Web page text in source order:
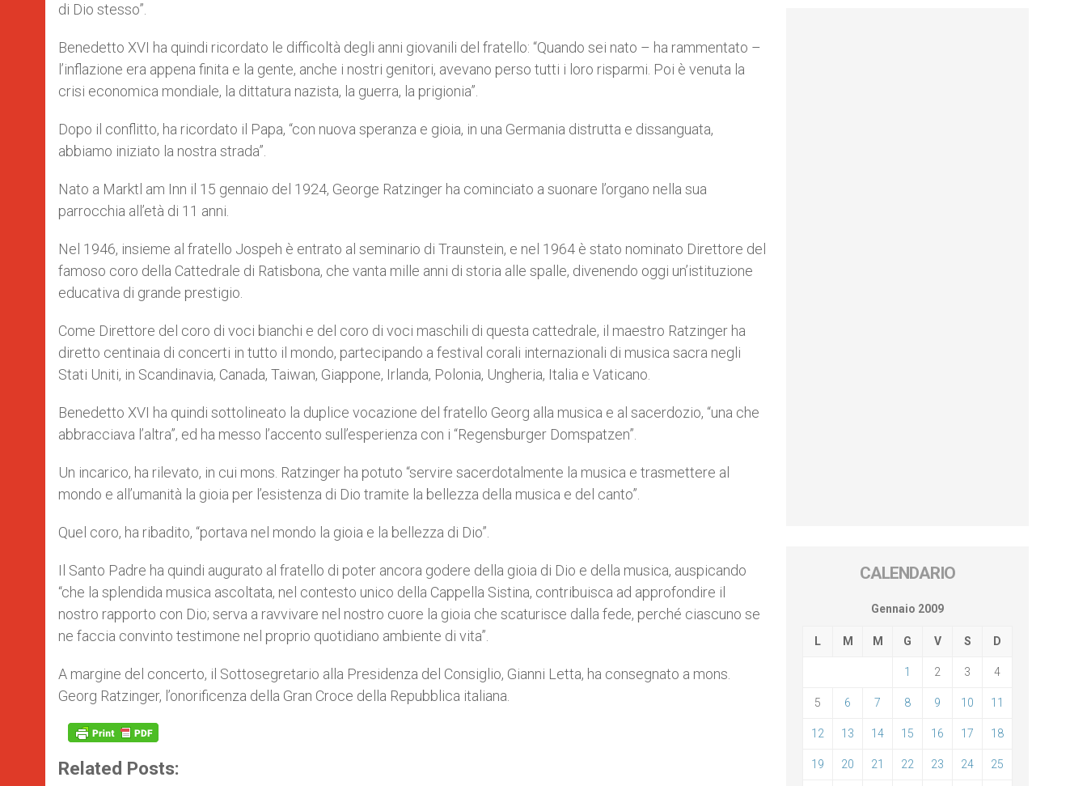
di Dio stesso”.
Benedetto XVI ha quindi ricordato le difficoltà degli anni giovanili del fratello: “Quando sei nato – ha rammentato –
l’inflazione era appena finita e la gente, anche i nostri genitori, avevano perso tutti i loro risparmi. Poi è venuta la
crisi economica mondiale, la dittatura nazista, la guerra, la prigionia”.
Dopo il conflitto, ha ricordato il Papa, “con nuova speranza e gioia, in una Germania distrutta e dissanguata,
abbiamo iniziato la nostra strada”.
Nato a Marktl am Inn il 15 gennaio del 1924, George Ratzinger ha cominciato a suonare l’organo nella sua
parrocchia all’età di 11 anni.
Nel 1946, insieme al fratello Jospeh è entrato al seminario di Traunstein, e nel 1964 è stato nominato Direttore del
famoso coro della Cattedrale di Ratisbona, che vanta mille anni di storia alle spalle, divenendo oggi un’istituzione
educativa di grande prestigio.
Come Direttore del coro di voci bianchi e del coro di voci maschili di questa cattedrale, il maestro Ratzinger ha
diretto centinaia di concerti in tutto il mondo, partecipando a festival corali internazionali di musica sacra negli
Stati Uniti, in Scandinavia, Canada, Taiwan, Giappone, Irlanda, Polonia, Ungheria, Italia e Vaticano.
Benedetto XVI ha quindi sottolineato la duplice vocazione del fratello Georg alla musica e al sacerdozio, “una che
abbracciava l’altra”, ed ha messo l’accento sull’esperienza con i “Regensburger Domspatzen”.
Un incarico, ha rilevato, in cui mons. Ratzinger ha potuto “servire sacerdotalmente la musica e trasmettere al
mondo e all’umanità la gioia per l’esistenza di Dio tramite la bellezza della musica e del canto”.
Quel coro, ha ribadito, “portava nel mondo la gioia e la bellezza di Dio”.
Il Santo Padre ha quindi augurato al fratello di poter ancora godere della gioia di Dio e della musica, auspicando
“che la splendida musica ascoltata, nel contesto unico della Cappella Sistina, contribuisca ad approfondire il
nostro rapporto con Dio; serva a ravvivare nel nostro cuore la gioia che scaturisce dalla fede, perché ciascuno se
ne faccia convinto testimone nel proprio quotidiano ambiente di vita”.
A margine del concerto, il Sottosegretario alla Presidenza del Consiglio, Gianni Letta, ha consegnato a mons.
Georg Ratzinger, l’onorificenza della Gran Croce della Repubblica italiana.
Related Posts:
CALENDARIO
Gennaio 2009
L M M G V S D
1 2 3 4
5 6 7 8 9 10 11
12 13 14 15 16 17 18
19 20 21 22 23 24 25